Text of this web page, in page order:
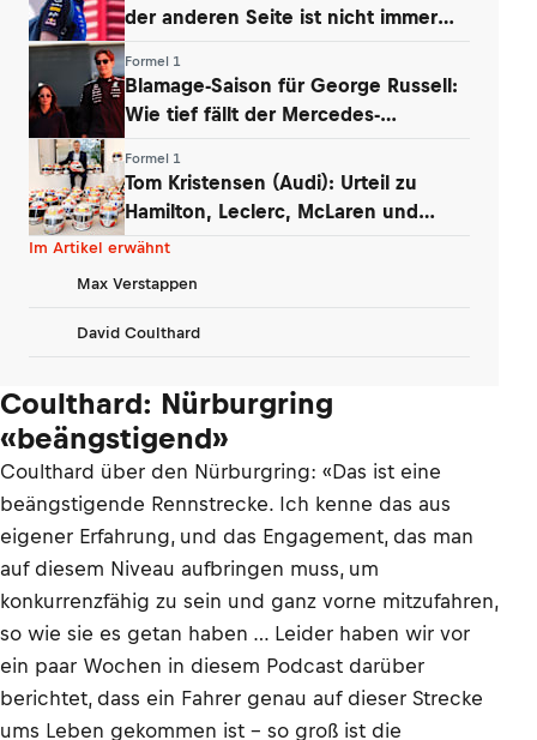
der anderen Seite ist nicht immer
Formel 1
Blamage-Saison für George Russell:
Wie tief fällt der Mercedes-
Formel 1
Tom Kristensen (Audi): Urteil zu
Hamilton, Leclerc, McLaren und
Verstappen
Im Artikel erwähnt
Max Verstappen
David Coulthard
Coulthard: Nürburgring
«beängstigend»
Coulthard über den Nürburgring: «Das ist eine
beängstigende Rennstrecke. Ich kenne das aus
eigener Erfahrung, und das Engagement, das man
auf diesem Niveau aufbringen muss, um
konkurrenzfähig zu sein und ganz vorne mitzufahren,
so wie sie es getan haben … Leider haben wir vor
ein paar Wochen in diesem Podcast darüber
berichtet, dass ein Fahrer genau auf dieser Strecke
ums Leben gekommen ist – so groß ist die